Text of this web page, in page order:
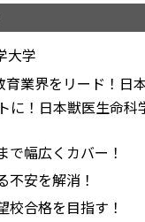
大学
業界をリード！日
に！日本獣医生命
幅広くカバー！
安を解消！
合格を目指す！